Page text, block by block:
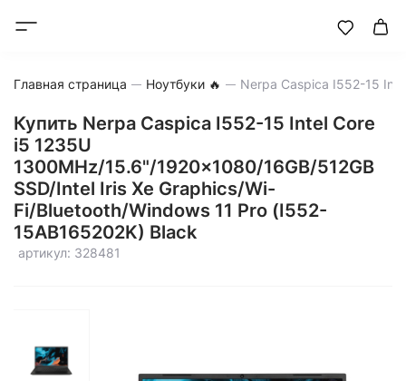
Главная страница Ноутбуки 🔥
Купить Nerpa Caspica I552-15 Intel Core
i5 1235U
1300MHz/15.6"/1920x1080/16GB/512GB
SSD/Intel Iris Xe Graphics/Wi-
Fi/Bluetooth/Windows 11 Pro (I552-
15AB165202K) Black
артикул: 328481